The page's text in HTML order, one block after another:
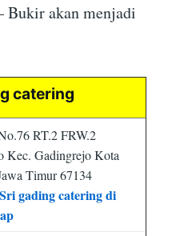
Bukir akan menjadi
catering
RT.2 FRW.2
Kec. Gadingrejo Kota
Timur 67134
gading catering di